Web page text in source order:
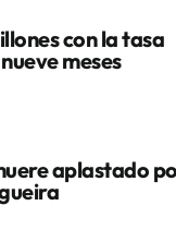
con la tasa
meses
aplastado